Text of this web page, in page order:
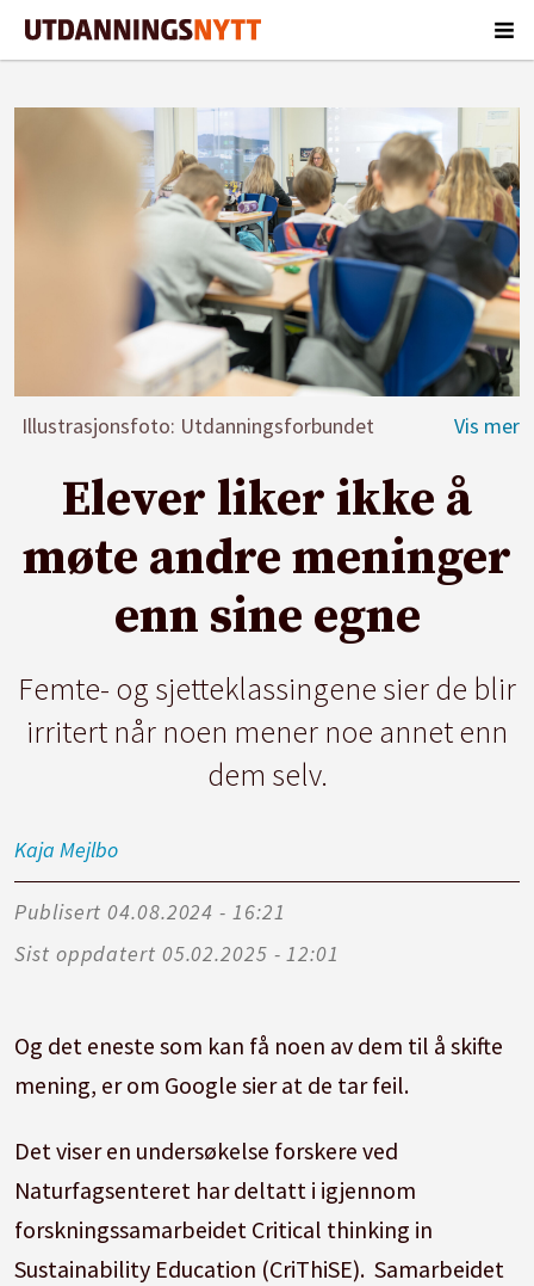
Illustrasjonsfoto: Utdanningsforbundet
Elever liker ikke å
møte andre meninger
enn sine egne
Femte- og sjetteklassingene sier de blir
irritert når noen mener noe annet enn
dem selv.
Kaja Mejlbo
Publisert
04.08.2024 - 16:21
Sist oppdatert
05.02.2025 - 12:01
Og det eneste som kan få noen av dem til å skifte
mening, er om Google sier at de tar feil.
Det viser en undersøkelse forskere ved
Naturfagsenteret har deltatt i igjennom
forskningssamarbeidet Critical thinking in
Sustainability Education (CriThiSE). Samarbeidet